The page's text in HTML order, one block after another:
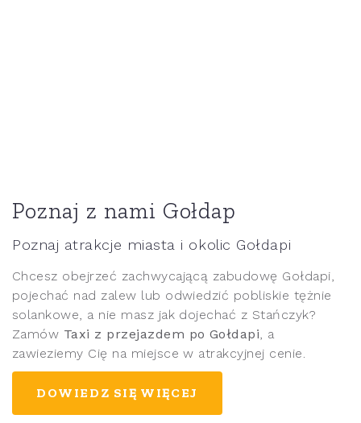
Poznaj z nami Gołdap
Poznaj atrakcje miasta i okolic Gołdapi
Chcesz obejrzeć zachwycającą zabudowę Gołdapi,
pojechać nad zalew lub odwiedzić pobliskie tężnie
solankowe, a nie masz jak dojechać z Stańczyk?
Zamów Taxi z przejazdem po Gołdapi, a
zawieziemy Cię na miejsce w atrakcyjnej cenie.
DOWIEDZ SIĘ WIĘCEJ